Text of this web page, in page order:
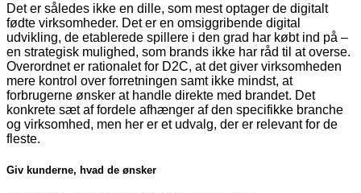
Det er således ikke en dille, som mest optager de digitalt
fødte virksomheder. Det er en omsiggribende digital
udvikling, de etablerede spillere i den grad har købt ind på –
en strategisk mulighed, som brands ikke har råd til at overse.
Overordnet er rationalet for D2C, at det giver virksomheden
mere kontrol over forretningen samt ikke mindst, at
forbrugerne ønsker at handle direkte med brandet. Det
konkrete sæt af fordele afhænger af den specifikke branche
og virksomhed, men her er et udvalg, der er relevant for de
fleste.
Giv kunderne, hvad de ønsker